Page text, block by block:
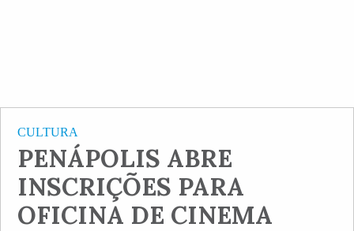
CULTURA
PENÁPOLIS ABRE
INSCRIÇÕES PARA
OFICINA DE CINEMA